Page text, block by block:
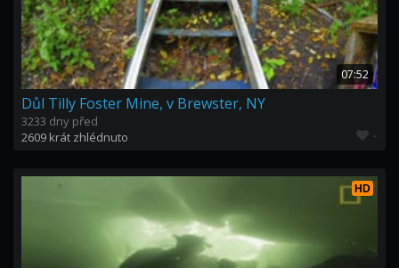
07:52
Důl Tilly Foster Mine, v Brewster, NY
3233 dny před
2609 krát zhlédnuto
-
HD